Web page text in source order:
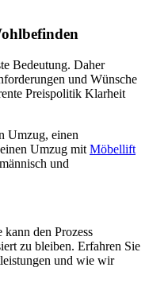
Bedeutung. Daher
und Wünsche
Preispolitik Klarheit
Umzug, einen
Umzug mit Möbellift
und
den Prozess
zu bleiben. Erfahren Sie
und wie wir